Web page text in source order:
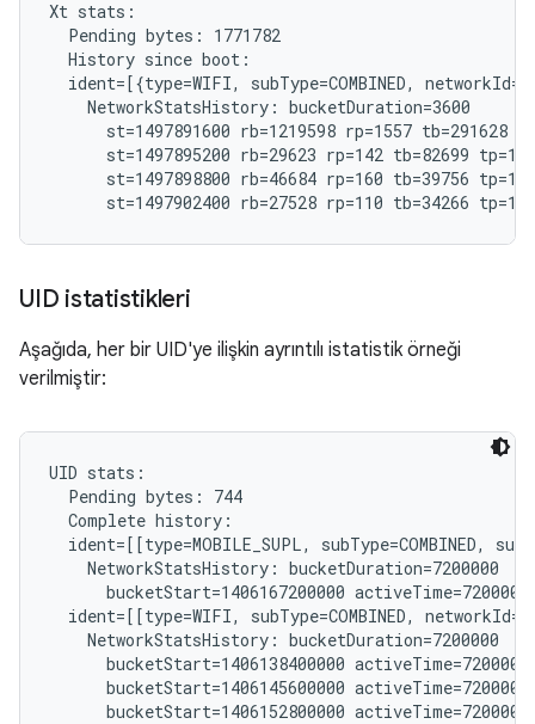
Xt stats:
  Pending bytes: 1771782
  History since boot:
ident=[{type=WIFI, subType=COMBINED,
    NetworkStatsHistory: bucketDuration=3600
st=1497891600 rb=1219598 rp=1557 tb=291628
st=1497895200 rb=29623 rp=142 tb=82699
st=1497898800 rb=46684 rp=160 tb=39756
UID istatistikleri
Aşağıda, her bir UID'ye ilişkin ayrıntılı istatistik örneği
verilmiştir:
UID stats:
  Pending bytes: 744
  Complete history:
ident=[[type=MOBILE_SUPL, subType=COMBINED,
    NetworkStatsHistory: bucketDuration=7200000
bucketStart=1406167200000
ident=[[type=WIFI, subType=COMBINED,
    NetworkStatsHistory: bucketDuration=7200000
bucketStart=1406138400000
bucketStart=1406145600000
bucketStart=1406152800000